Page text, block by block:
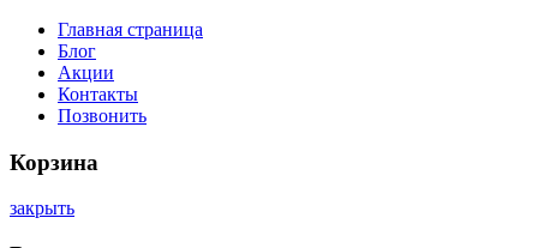
Главная страница
Блог
Акции
Контакты
Позвонить
Корзина
закрыть